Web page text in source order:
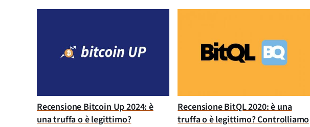
Recensione Bitcoin Up 2024: è
una truffa o è legittimo?
Recensione BitQL 2020: è una
truffa o è legittimo? Controlliamo